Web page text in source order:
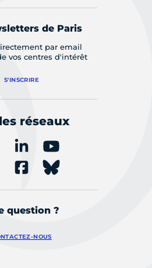
de Paris
par email
vos centres d'intérêt
S'INSCRIRE
réseaux
question ?
NOUS